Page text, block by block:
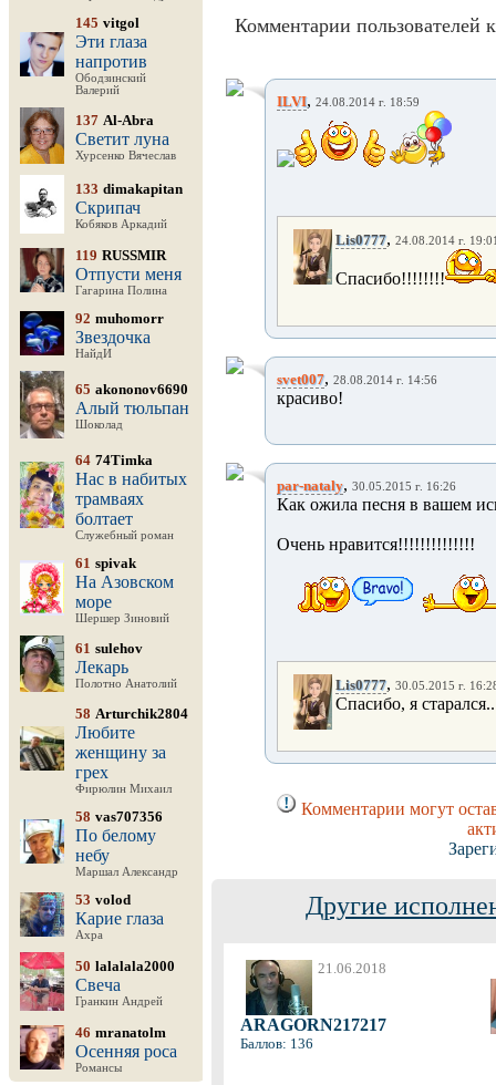
145 vitgol
Эти глаза
напротив
Ободзинский
Валерий
137 Al-Abra
Светит луна
Хурсенко Вячеслав
133 dimakapitan
Скрипач
Кобяков Аркадий
119 RUSSMIR
Отпусти меня
Гагарина Полина
92 muhomorr
Звездочка
НайдИ
65 akononov6690
Алый тюльпан
Шоколад
64 74Timka
Нас в набитых
трамваях
болтает
Служебный роман
61 spivak
На Азовском
море
Шершер Зиновий
61 sulehov
Лекарь
Полотно Анатолий
58 Arturchik2804
Любите
женщину за
грех
Фирюлин Михаил
58 vas707356
По белому
небу
Маршал Александр
53 volod
Карие глаза
Ахра
50 lalalala2000
Свеча
Гранкин Андрей
46 mranatolm
Осенняя роса
Романсы
Комментарии пользователей
ILVI, 24.08.2014 г. 18:59
Lis0777, 24.08.2014 г.
Спасибо!!!!!!!!
svet007, 28.08.2014 г. 14:56
красиво!
par-nataly, 30.05.2015 г. 16:26
Как ожила песня в вашем
Очень нравится!!!!!!!!!!!!!!
Lis0777, 30.05.2015 г.
Спасибо, я
Комментарии могут
Другие
21.06.2018
ARAGORN217217
Баллов: 136